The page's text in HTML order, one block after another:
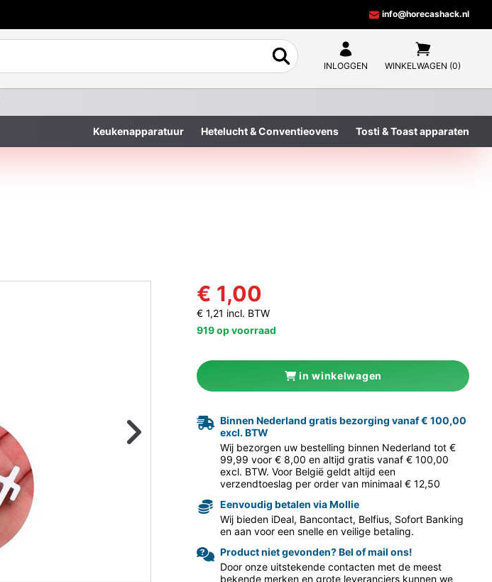
info@horecashack.nl
INLOGGEN WINKELWAGEN (0)
Keukenapparatuur Hetelucht & Conventieovens Tosti & Toast apparaten
Naar volgende
€ 1,00
€ 1,21 incl. BTW
919 op voorraad
in winkelwagen
Binnen Nederland gratis bezorging vanaf € 100,00
excl. BTW
Wij bezorgen uw bestelling binnen Nederland tot €
99,99 voor € 8,00 en altijd gratis vanaf € 100,00
excl. BTW. Voor België geldt altijd een
verzendtoeslag per order van minimaal € 12,50
Eenvoudig betalen via Mollie
Wij bieden iDeal, Bancontact, Belfius, Sofort Banking
en aan voor een snelle en veilige betaling.
Product niet gevonden? Bel of mail ons!
Door onze uitstekende contacten met de meest
bekende merken en grote leveranciers kunnen we